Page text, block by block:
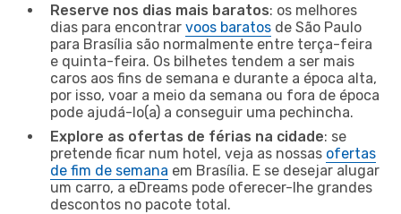
Reserve nos dias mais baratos: os melhores
dias para encontrar voos baratos de São Paulo
para Brasília são normalmente entre terça-feira
e quinta-feira. Os bilhetes tendem a ser mais
caros aos fins de semana e durante a época alta,
por isso, voar a meio da semana ou fora de época
pode ajudá-lo(a) a conseguir uma pechincha.
Explore as ofertas de férias na cidade: se
pretende ficar num hotel, veja as nossas ofertas
de fim de semana em Brasília. E se desejar alugar
um carro, a eDreams pode oferecer-lhe grandes
descontos no pacote total.